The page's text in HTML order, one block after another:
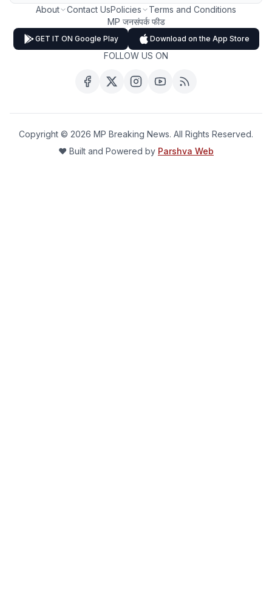
About Contact UsPolicies
Terms and Conditions
MP जनसंपर्क फीड
GET IT ON Google Play Download on the App Store
FOLLOW US ON
Copyright © 2026 MP Breaking News. All Rights Reserved.
❤️ Built and Powered by Parshva Web